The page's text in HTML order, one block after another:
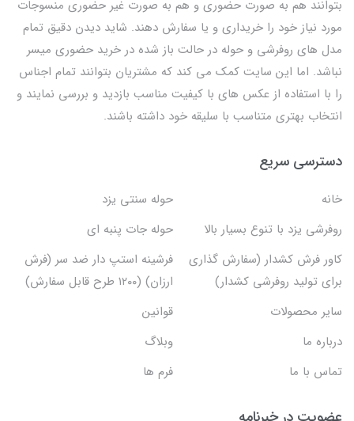
بتوانند هم به صورت حضوری و هم به صورت غیر حضوری منسوجات
مورد نیاز خود را خریداری و یا سفارش دهند. شاید دیدن دقیق تمام
مدل های روفرشی و حوله در حالت باز شده در خرید حضوری میسر
نباشد. اما این سایت کمک می کند که مشتریان بتوانند تمام اجناس
را با استفاده از عکس های با کیفیت مناسب بازدید و بررسی نمایند و
انتخاب بهتری متناسب با سلیقه خود داشته باشند.
دسترسی سریع
خانه
حوله سنتی یزد
روفرشی یزد با تنوع بسیار بالا
حوله جات پنبه ای
کاور فرش کشدار (سفارش گذاری
برای تولید روفرشی کشدار)
فرشینه استپ دار ضد سر (فرش
ارزان) (۱۲۰۰ طرح قابل سفارش)
سایر محصولات
قوانین
درباره ما
وبلاگ
تماس با ما
فرم ها